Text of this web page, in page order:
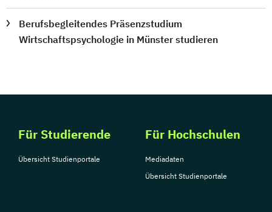
Berufsbegleitendes Präsenzstudium
Wirtschaftspsychologie in Münster studieren
Für Studierende
Übersicht Studienportale
Für Hochschulen
Mediadaten
Übersicht Studienportale